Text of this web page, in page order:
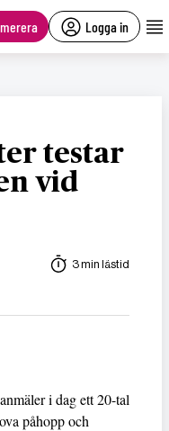
Logga in
testar
vid
3 min lästid
i dag ett 20-tal
påhopp och